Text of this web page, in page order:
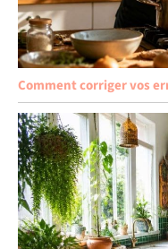
Comment corriger vos